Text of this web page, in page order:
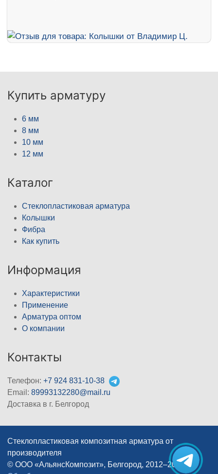
Купить арматуру
6 мм
8 мм
10 мм
12 мм
Каталог
Стеклопластиковая арматура
Колышки
Фибра
Как купить
Информация
Характеристики
Применение
Арматура оптом
О компании
Контакты
Телефон: +7 924 831-10-38
Email: 89993132280@mail.ru
Доставка в г. Белгород
Стеклопластиковая композитная арматура от
производителя
© ООО «АльянсКомпозит», Белгород, 2012–2026 |